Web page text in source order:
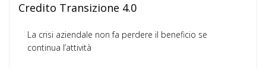
Credito Transizione 4.0
La crisi aziendale non fa perdere il beneficio se
continua l’attività